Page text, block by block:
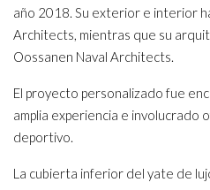
año 2018. Su exterior e interior
Architects, mientras que su
Oossanen Naval Architects.
El proyecto personalizado fue
amplia experiencia e
deportivo.
La cubierta inferior del yate de